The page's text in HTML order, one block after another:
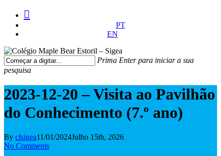
facebook
instagram
medium
PT
EN
Prima Enter para iniciar a sua
pesquisa
Pesquisa
2023-12-20 – Visita ao Pavilhão
do Conhecimento (7.º ano)
By clsigea11/01/2024Julho 15th, 2026
No Comments